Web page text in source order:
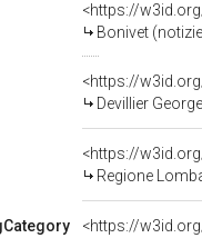
<https://
Bonivet
<https://
Devillier
<https://
Regione
<https://